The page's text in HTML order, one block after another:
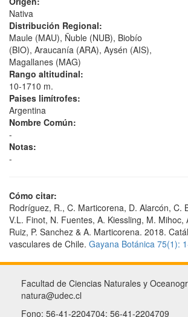
Nativa
Distribución Regional:
Maule (MAU), Ñuble (NUB), Biobío
(BIO), Araucanía (ARA), Aysén (AIS),
Magallanes (MAG)
Rango altitudinal:
10-1710 m.
Paises limítrofes:
Argentina
Nombre Común:
-
Notas:
-
Cómo citar:
Rodríguez, R., C. Marticorena, D. Alarcón, C.
V.L. Finot, N. Fuentes, A. Kiessling, M. Mihoc,
Ruiz, P. Sanchez & A. Marticorena. 2018.
vasculares de Chile. Gayana Botánica 75(1):
Facultad de Ciencias Naturales y
natura@udec.cl
Fono: 56-41-2204704; 56-41-2204709